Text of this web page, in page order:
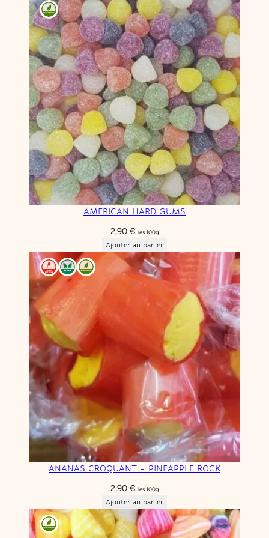
AMERICAN HARD GUMS
2,90 € les 100g
Ajouter au panier
ANANAS CROQUANT – PINEAPPLE ROCK
2,90 € les 100g
Ajouter au panier